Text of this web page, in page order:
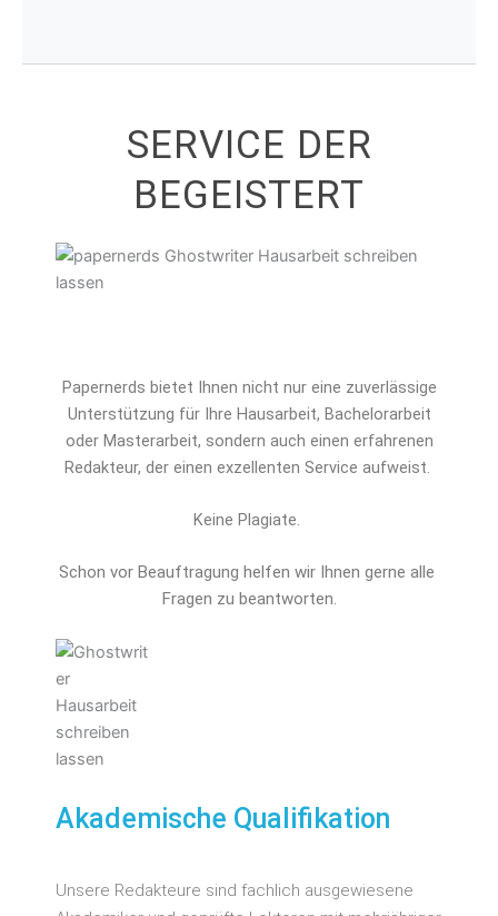
SERVICE DER
BEGEISTERT
Papernerds bietet Ihnen nicht nur eine zuverlässige
Unterstützung für Ihre Hausarbeit, Bachelorarbeit
oder Masterarbeit, sondern auch einen erfahrenen
Redakteur, der einen exzellenten Service aufweist.
Keine Plagiate.
Schon vor Beauftragung helfen wir Ihnen gerne alle
Fragen zu beantworten.
Akademische Qualifikation
Unsere Redakteure sind fachlich ausgewiesene